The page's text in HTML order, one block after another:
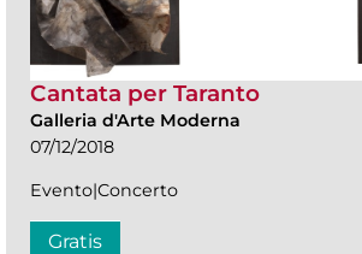
Cantata per Taranto
Galleria d'Arte Moderna
07/12/2018
Evento|Concerto
Gratis